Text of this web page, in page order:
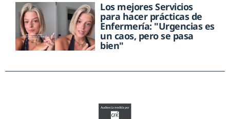
Los mejores Servicios
para hacer prácticas de
Enfermería: "Urgencias es
un caos, pero se pasa
bien"